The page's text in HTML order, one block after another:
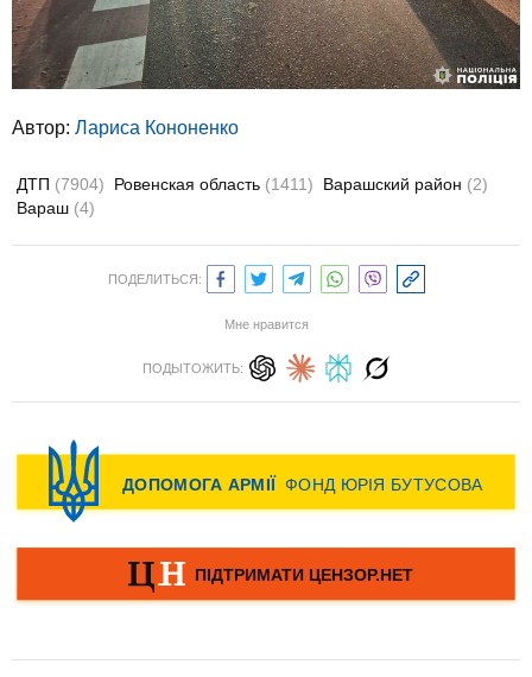
Автор: Лариса Кононенко
ДТП (7904) Ровенская область (1411) Варашский район (2)
Вараш (4)
ПОДЕЛИТЬСЯ:
Мне нравится
ПОДЫТОЖИТЬ: